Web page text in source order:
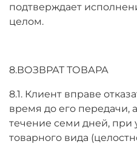
подтверждает
целом.
8.ВОЗВРАТ ТОВАРА
8.1. Клиент вправе
время до его передачи,
течение семи дней, при
товарного вида